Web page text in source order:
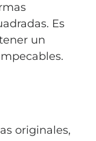
Es
un
originales,